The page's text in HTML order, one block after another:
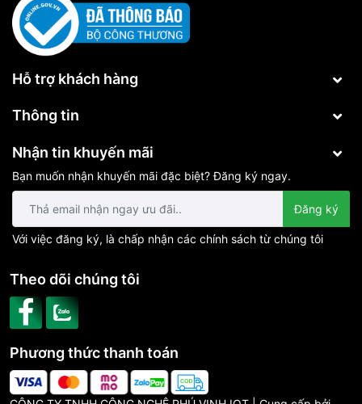
Hỗ trợ khách hàng
Thông tin
Nhận tin khuyến mãi
Bạn muốn nhận khuyến mãi đặc biệt? Đăng ký ngay.
Đăng ký
Với việc đăng ký, là chấp nhận các chính sách từ chúng tôi
Phương thức thanh toán
Theo dõi chúng tôi